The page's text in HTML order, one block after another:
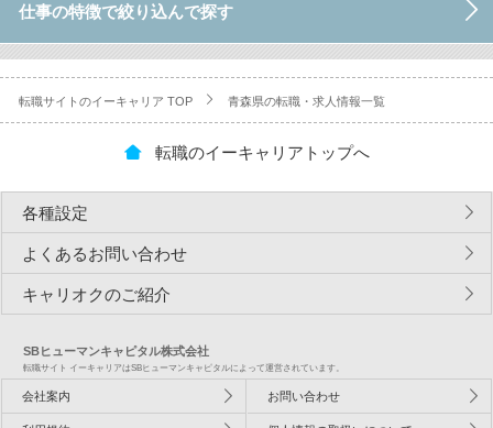
仕事の特徴で絞り込んで探す
転職サイトのイーキャリア TOP 青森県の転職・求人情報一覧
転職のイーキャリアトップへ
各種設定
よくあるお問い合わせ
キャリオクのご紹介
SBヒューマンキャピタル株式会社
転職サイト イーキャリアはSBヒューマンキャピタルによって運営されています。
会社案内 お問い合わせ